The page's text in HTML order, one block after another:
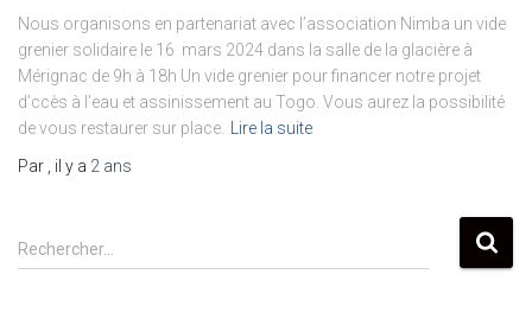
Nous organisons en partenariat avec l’association Nimba un vide
grenier solidaire le 16 mars 2024 dans la salle de la glacière à
Mérignac de 9h à 18h Un vide grenier pour financer notre projet
d’ccès à l’eau et assinissement au Togo. Vous aurez la possibilité
de vous restaurer sur place.
Lire la suite
Par
, il y a 2 ans
R
e
Rechercher…